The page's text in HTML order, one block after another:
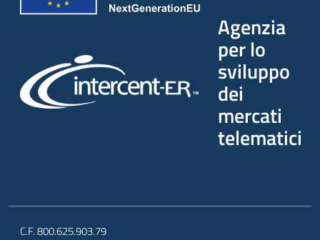
Agenzia
per lo
sviluppo
dei
mercati
telematici
C.F. 800.625.903.79